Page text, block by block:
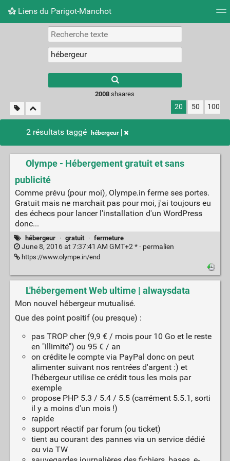
Liens du Parigot-Manchot
Nuage de tags Mur d'images
2008 shaares
20 50 100
2 résultats taggé hébergeur
Olympe - Hébergement gratuit et sans
publicité
Comme prévu (pour moi), Olympe.in ferme ses portes.
Gratuit mais ne marchait pas pour moi, j'ai toujours eu
des échecs pour lancer l'installation d'un WordPress
donc...
hébergeur · gratuit · fermeture
June 8, 2016 at 7:37:41 AM GMT+2 * · permalien
https://www.olympe.in/end
L'hébergement Web ultime | alwaysdata
Mon nouvel hébergeur mutualisé.
Que des point positif (ou presque) :
pas TROP cher (9,9 € / mois pour 10 Go et le reste
en "illimité") ou 95 € / an
on crédite le compte via PayPal donc on peut
alimenter suivant nos rentrées d'argent :) et
l'hébergeur utilise ce crédit tous les mois par
exemple
propose PHP 5.3 / 5.4 / 5.5 (carrément 5.5.1, sorti
il y a moins d'un mois !)
rapide
support réactif par forum (ou ticket)
tient au courant des pannes via un service dédié
ou via TW